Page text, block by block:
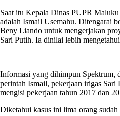
Saat itu Kepala Dinas PUPR
adalah Ismail Usemahu. Ditengarai
Beny Liando untuk mengerjakan
Sari Putih. Ia dinilai lebih
Informasi yang dihimpun Spektrum,
perintah Ismail, pekerjaan irigas
mengisi pekerjaan tahun 2017 dan
Diketahui kasus ini lima orang sudah